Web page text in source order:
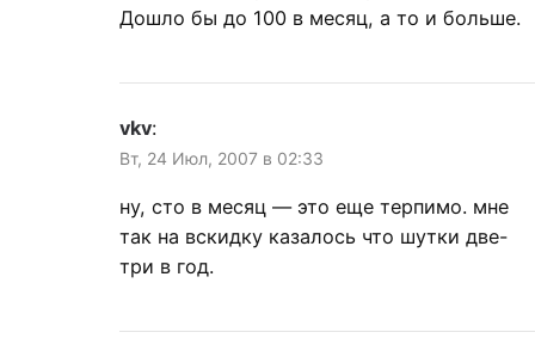
Дошло бы до 100 в месяц, а то и больше.
vkv:
Вт, 24 Июл, 2007 в 02:33
ну, сто в месяц — это еще терпимо. мне
так на вскидку казалось что шутки две-
три в год.